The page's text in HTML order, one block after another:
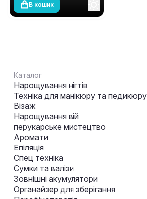
В кошик
Каталог
Нарощування нігтів
Техніка для манікюру та педикюру
Візаж
Нарощування вій
перукарське мистецтво
Аромати
Епіляція
Спец техніка
Сумки та валізи
Зовнішні акумулятори
Органайзер для зберігання